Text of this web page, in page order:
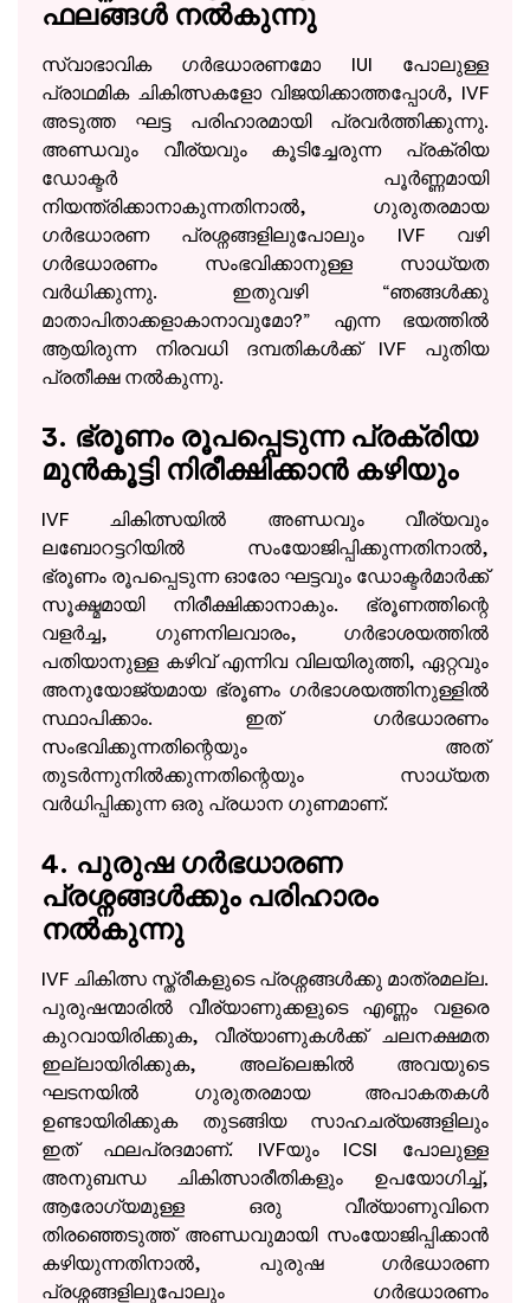
ഫലങ്ങൾ നൽകുന്നു
സ്വാഭാവിക ഗർഭധാരണമോ IUI പോലുള്ള
പ്രാഥമിക ചികിത്സകളോ വിജയിക്കാത്തപ്പോൾ, IVF
അടുത്ത ഘട്ട പരിഹാരമായി പ്രവർത്തിക്കുന്നു.
അണ്ഡവും വീര്യവും കൂടിച്ചേരുന്ന പ്രക്രിയ
ഡോക്ടർ പൂർണ്ണമായി
നിയന്ത്രിക്കാനാകുന്നതിനാൽ, ഗുരുതരമായ
ഗർഭധാരണ പ്രശ്നങ്ങളിലുപോലും IVF വഴി
ഗർഭധാരണം സംഭവിക്കാനുള്ള സാധ്യത
വർധിക്കുന്നു. ഇതുവഴി “ഞങ്ങൾക്കു
മാതാപിതാക്കളാകാനാവുമോ?” എന്ന ഭയത്തിൽ
ആയിരുന്ന നിരവധി ദമ്പതികൾക്ക് IVF പുതിയ
പ്രതീക്ഷ നൽകുന്നു.
3. ഭ്രൂണം രൂപപ്പെടുന്ന പ്രക്രിയ
മുൻകൂട്ടി നിരീക്ഷിക്കാൻ കഴിയും
IVF ചികിത്സയിൽ അണ്ഡവും വീര്യവും
ലബോറട്ടറിയിൽ സംയോജിപ്പിക്കുന്നതിനാൽ,
ഭ്രൂണം രൂപപ്പെടുന്ന ഓരോ ഘട്ടവും ഡോക്ടർമാർക്ക്
സൂക്ഷ്മമായി നിരീക്ഷിക്കാനാകും. ഭ്രൂണത്തിന്റെ
വളർച്ച, ഗുണനിലവാരം, ഗർഭാശയത്തിൽ
പതിയാനുള്ള കഴിവ് എന്നിവ വിലയിരുത്തി, ഏറ്റവും
അനുയോജ്യമായ ഭ്രൂണം ഗർഭാശയത്തിനുള്ളിൽ
സ്ഥാപിക്കാം. ഇത് ഗർഭധാരണം
സംഭവിക്കുന്നതിന്റെയും അത്
തുടർന്നുനിൽക്കുന്നതിന്റെയും സാധ്യത
വർധിപ്പിക്കുന്ന ഒരു പ്രധാന ഗുണമാണ്.
4. പുരുഷ ഗർഭധാരണ
പ്രശ്നങ്ങൾക്കും പരിഹാരം
നൽകുന്നു
IVF ചികിത്സ സ്ത്രീകളുടെ പ്രശ്നങ്ങൾക്കു മാത്രമല്ല.
പുരുഷന്മാരിൽ വീര്യാണുക്കളുടെ എണ്ണം വളരെ
കുറവായിരിക്കുക, വീര്യാണുകൾക്ക് ചലനക്ഷമത
ഇല്ലായിരിക്കുക, അല്ലെങ്കിൽ അവയുടെ
ഘടനയിൽ ഗുരുതരമായ അപാകതകൾ
ഉണ്ടായിരിക്കുക തുടങ്ങിയ സാഹചര്യങ്ങളിലും
ഇത് ഫലപ്രദമാണ്. IVFയും ICSI പോലുള്ള
അനുബന്ധ ചികിത്സാരീതികളും ഉപയോഗിച്ച്,
ആരോഗ്യമുള്ള ഒരു വീര്യാണുവിനെ
തിരഞ്ഞെടുത്ത് അണ്ഡവുമായി സംയോജിപ്പിക്കാൻ
കഴിയുന്നതിനാൽ, പുരുഷ ഗർഭധാരണ
പ്രശ്നങ്ങളിലുപോലും ഗർഭധാരണം